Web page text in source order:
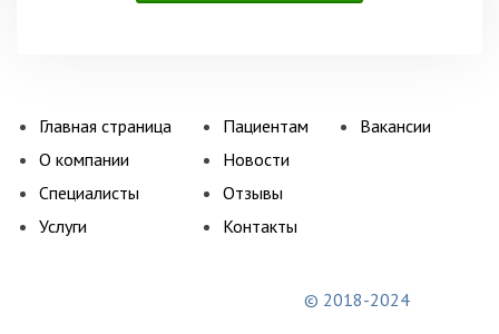
Главная страница
О компании
Специалисты
Услуги
Пациентам
Новости
Отзывы
Контакты
Вакансии
© 2018-2024